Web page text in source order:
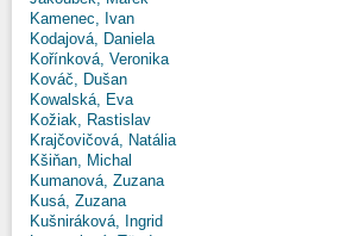
Kamenec, Ivan
Kodajová, Daniela
Kořínková, Veronika
Kováč, Dušan
Kowalská, Eva
Kožiak, Rastislav
Krajčovičová, Natália
Kšiňan, Michal
Kumanová, Zuzana
Kusá, Zuzana
Kušniráková, Ingrid